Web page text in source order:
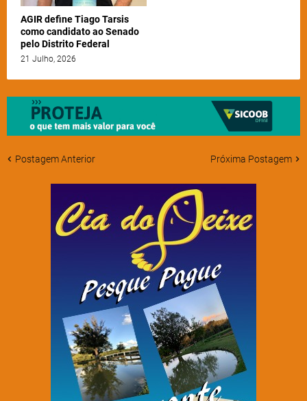
AGIR define Tiago Tarsis
como candidato ao Senado
pelo Distrito Federal
21 Julho, 2026
Postagem Anterior Próxima Postagem